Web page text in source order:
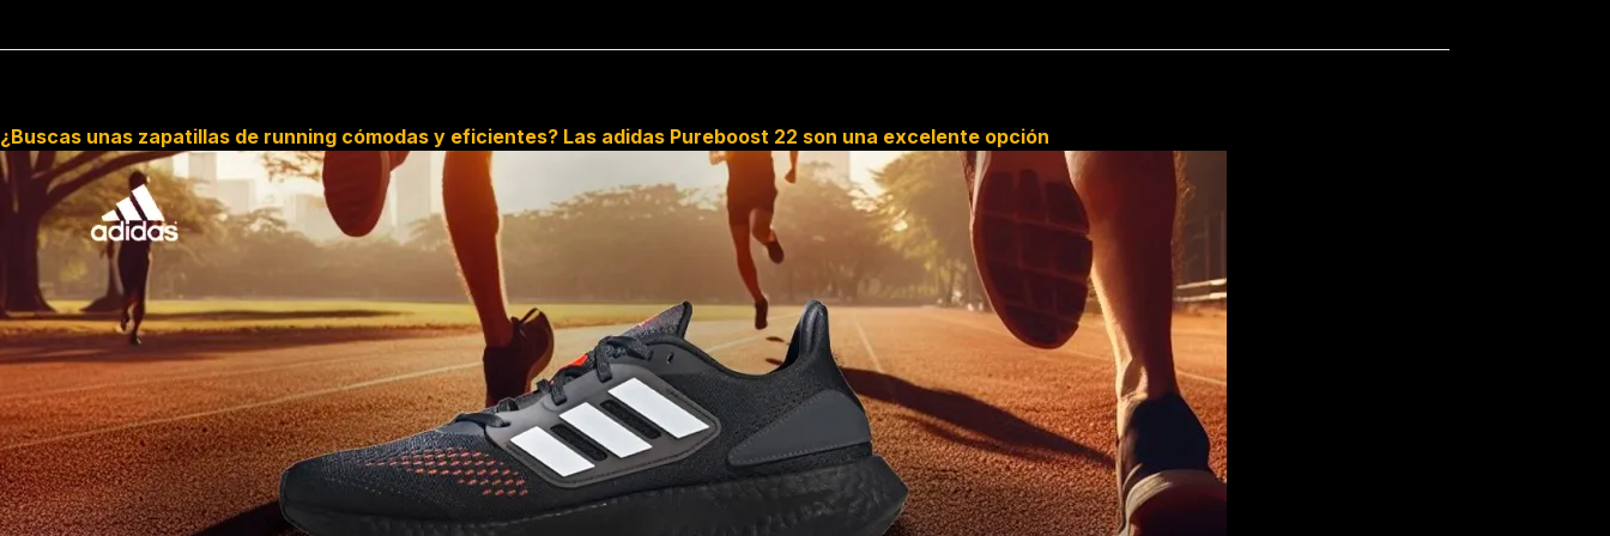
¿Buscas unas zapatillas de running cómodas y eficientes? Las adidas Pureboost 22 son una excelente opción